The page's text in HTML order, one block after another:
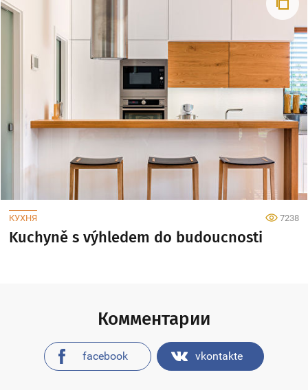
КУХНЯ 7238
Kuchyně s výhledem do budoucnosti
Комментарии
facebook vkontakte